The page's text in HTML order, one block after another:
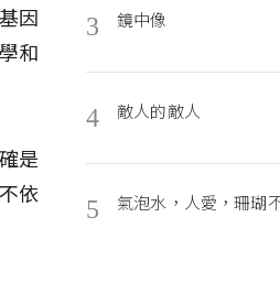
因
和
是
依
3 鏡中像
4 敵人的敵人
5 氣泡水，人愛，珊瑚